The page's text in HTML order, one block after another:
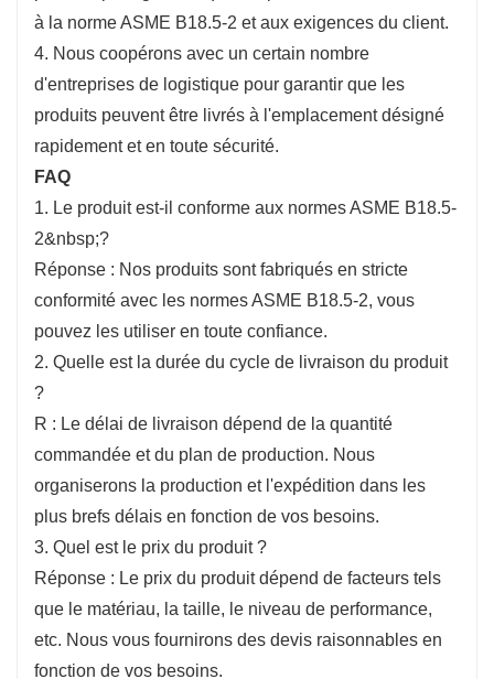
à la norme ASME B18.5-2 et aux exigences du client.
4. Nous coopérons avec un certain nombre
d'entreprises de logistique pour garantir que les
produits peuvent être livrés à l'emplacement désigné
rapidement et en toute sécurité.
FAQ
1. Le produit est-il conforme aux normes ASME B18.5-
2&nbsp;?
Réponse : Nos produits sont fabriqués en stricte
conformité avec les normes ASME B18.5-2, vous
pouvez les utiliser en toute confiance.
2. Quelle est la durée du cycle de livraison du produit
?
R : Le délai de livraison dépend de la quantité
commandée et du plan de production. Nous
organiserons la production et l'expédition dans les
plus brefs délais en fonction de vos besoins.
3. Quel est le prix du produit ?
Réponse : Le prix du produit dépend de facteurs tels
que le matériau, la taille, le niveau de performance,
etc. Nous vous fournirons des devis raisonnables en
fonction de vos besoins.